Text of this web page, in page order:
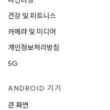
건강 및 피트니스
카메라 및 미디어
개인정보처리방침
5G
ANDROID 기기
큰 화면